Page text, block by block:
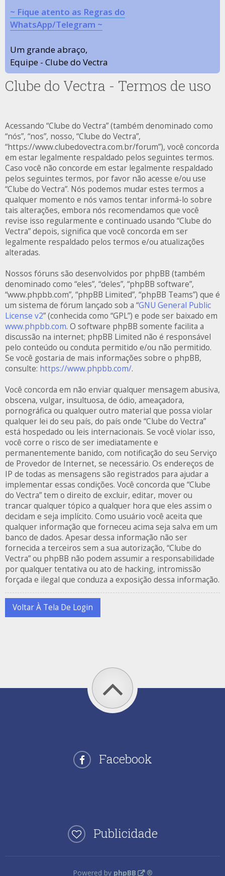
~ Fique atento as Regras do
WhatsApp/Telegram ~
Um grande abraço,
Equipe - Clube do Vectra
Clube do Vectra - Termos de uso
Acessando “Clube do Vectra” (também denominado como
“nós”, “nos”, nosso, “Clube do Vectra”,
“https://www.clubedovectra.com.br/forum”), você concorda
em estar legalmente respaldado pelos seguintes termos.
Caso você não concorde em estar legalmente respaldado
pelos seguintes termos, por favor não acesse e/ou use
“Clube do Vectra”. Nós podemos mudar estes termos a
qualquer momento e nós vamos tentar informá-lo sobre
tais alterações, embora nós recomendamos que você
revise isso regularmente e continuado usando “Clube do
Vectra” depois, significa que você concorda em ser
legalmente respaldado pelos termos e/ou atualizações
alteradas.
Nossos fóruns são desenvolvidos por phpBB (também
denominado como “eles”, “deles”, “phpBB software”,
“www.phpbb.com”, “phpBB Limited”, “phpBB Teams”) que é
um sistema de fórum lançado sob a “GNU General Public
License v2” (conhecida como “GPL”) e pode ser baixado em
www.phpbb.com. O software phpBB somente facilita a
discussão na internet; phpBB Limited não é responsável
pelo conteúdo ou conduta permitido e/ou não permitido.
Se você gostaria de mais informações sobre o phpBB,
consulte: https://www.phpbb.com/.
Você concorda em não enviar qualquer mensagem abusiva,
obscena, vulgar, insultuosa, de ódio, ameaçadora,
pornográfica ou qualquer outro material que possa violar
qualquer lei do seu país, do país onde “Clube do Vectra”
está hospedado ou leis internacionais. Se você violar isso,
você corre o risco de ser imediatamente e
permanentemente banido, com notificação do seu Serviço
de Provedor de Internet, se necessário. Os endereços de
IP de todas as mensagens são registrados para ajudar a
implementar essas condições. Você concorda que “Clube
do Vectra” tem o direito de excluir, editar, mover ou
trancar qualquer tópico a qualquer hora que eles assim o
decidam e seja implícito. Como usuário você aceita que
qualquer informação que forneceu acima seja salva em um
banco de dados. Apesar dessa informação não ser
fornecida a terceiros sem a sua autorização, “Clube do
Vectra” ou phpBB não podem assumir a responsabilidade
por qualquer tentativa ou ato de hacking, intromissão
forçada e ilegal que conduza a exposição dessa informação.
Voltar À Tela De Login
Facebook
Publicidade
Powered by phpBB ®